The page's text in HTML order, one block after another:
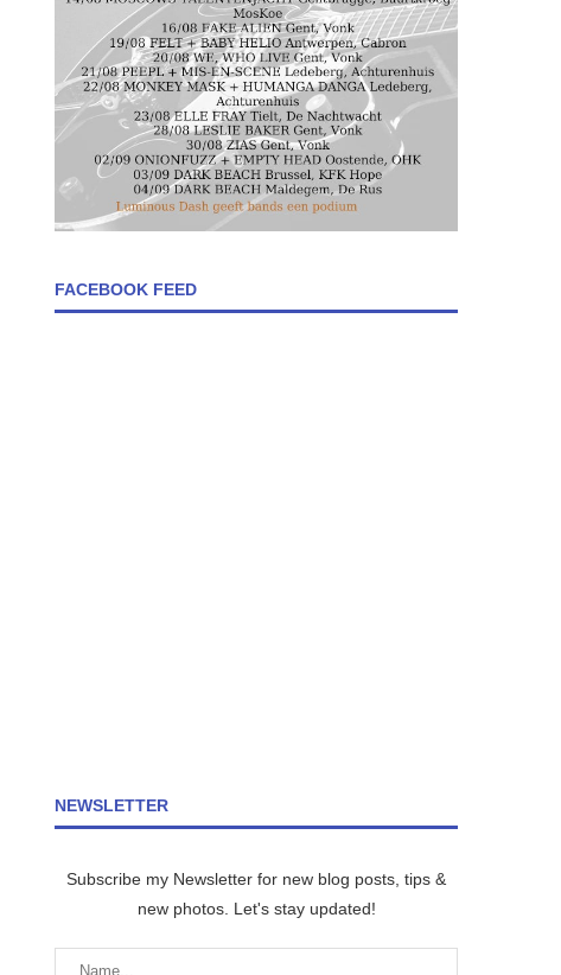
FACEBOOK FEED
NEWSLETTER
Subscribe my Newsletter for new blog posts, tips &
new photos. Let's stay updated!